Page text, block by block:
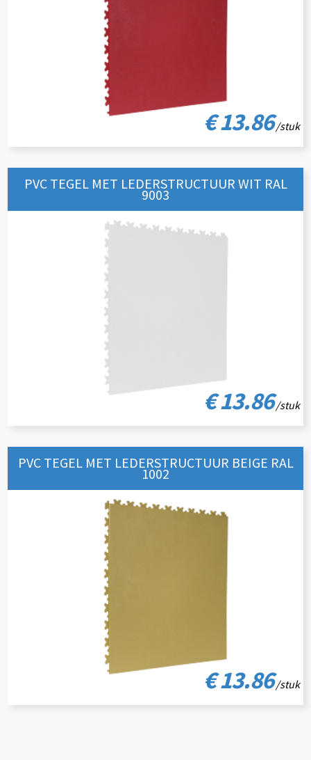
€ 13.86/stuk
PVC TEGEL MET LEDERSTRUCTUUR WIT RAL
9003
€ 13.86/stuk
PVC TEGEL MET LEDERSTRUCTUUR BEIGE RAL
1002
€ 13.86/stuk